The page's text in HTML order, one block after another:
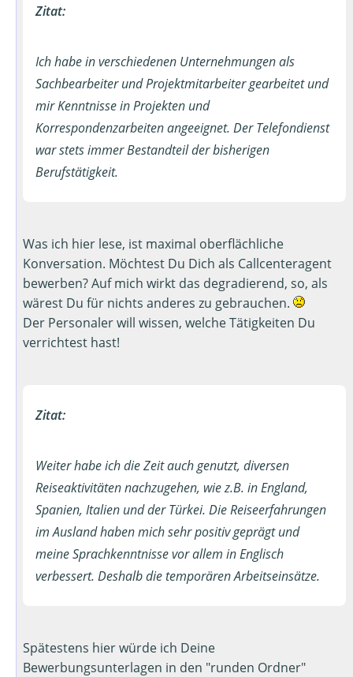
Zitat:
Ich habe in verschiedenen Unternehmungen als
Sachbearbeiter und Projektmitarbeiter gearbeitet und
mir Kenntnisse in Projekten und
Korrespondenzarbeiten angeeignet. Der Telefondienst
war stets immer Bestandteil der bisherigen
Berufstätigkeit.
Was ich hier lese, ist maximal oberflächliche
Konversation. Möchtest Du Dich als Call­cen­ter­agent
bewerben? Auf mich wirkt das degradierend, so, als
wärest Du für nichts anderes zu gebrauchen.
Der Personaler will wissen, welche Tätigkeiten Du
verrichtest hast!
Zitat:
Weiter habe ich die Zeit auch genutzt, diversen
Reiseaktivitäten nachzugehen, wie z.B. in England,
Spanien, Italien und der Türkei. Die Reiseerfahrungen
im Ausland haben mich sehr positiv geprägt und
meine Sprachkenntnisse vor allem in Englisch
verbessert. Deshalb die temporären Arbeitseinsätze.
Spätestens hier würde ich Deine
Bewerbungsunterlagen in den "runden Ordner"